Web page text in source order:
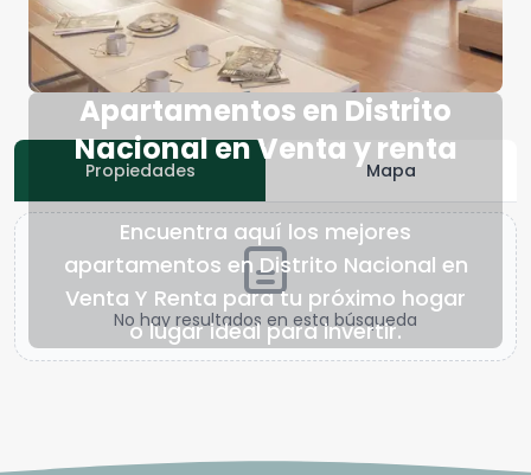
Apartamentos en Distrito
Nacional en Venta y renta
Encuentra aquí los mejores
apartamentos en Distrito Nacional en
Venta Y Renta para tu próximo hogar
o lugar ideal para invertir.
Propiedades Mapa
No hay resultados en esta búsqueda